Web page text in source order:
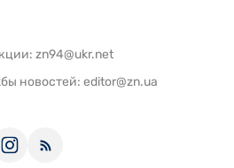
zn94@ukr.net
новостей: editor@zn.ua